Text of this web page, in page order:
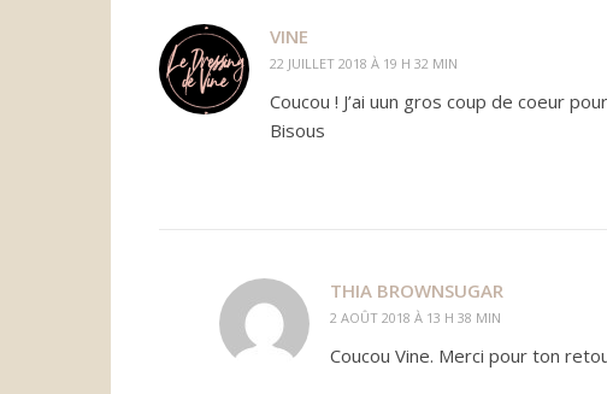
VINE
22 JUILLET 2018 À 19 H 32 MIN
Coucou ! J’ai uun gros coup de coeur
Bisous
THIA BROWNSUGAR
2 AOÛT 2018 À 13 H 38 MIN
Coucou Vine. Merci pour ton